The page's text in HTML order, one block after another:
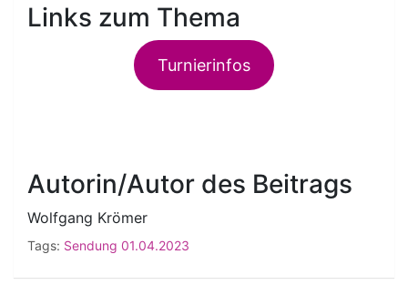
Links zum Thema
Turnierinfos
Autorin/Autor des Beitrags
Wolfgang Krömer
Tags: Sendung 01.04.2023